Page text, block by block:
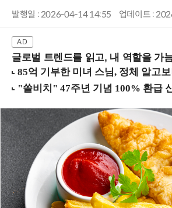
발행일 : 2026-04-14 14:55 업데이트 :
글로벌 트렌드를 읽고, 내 역할을 가늠하는 소수정예 실습